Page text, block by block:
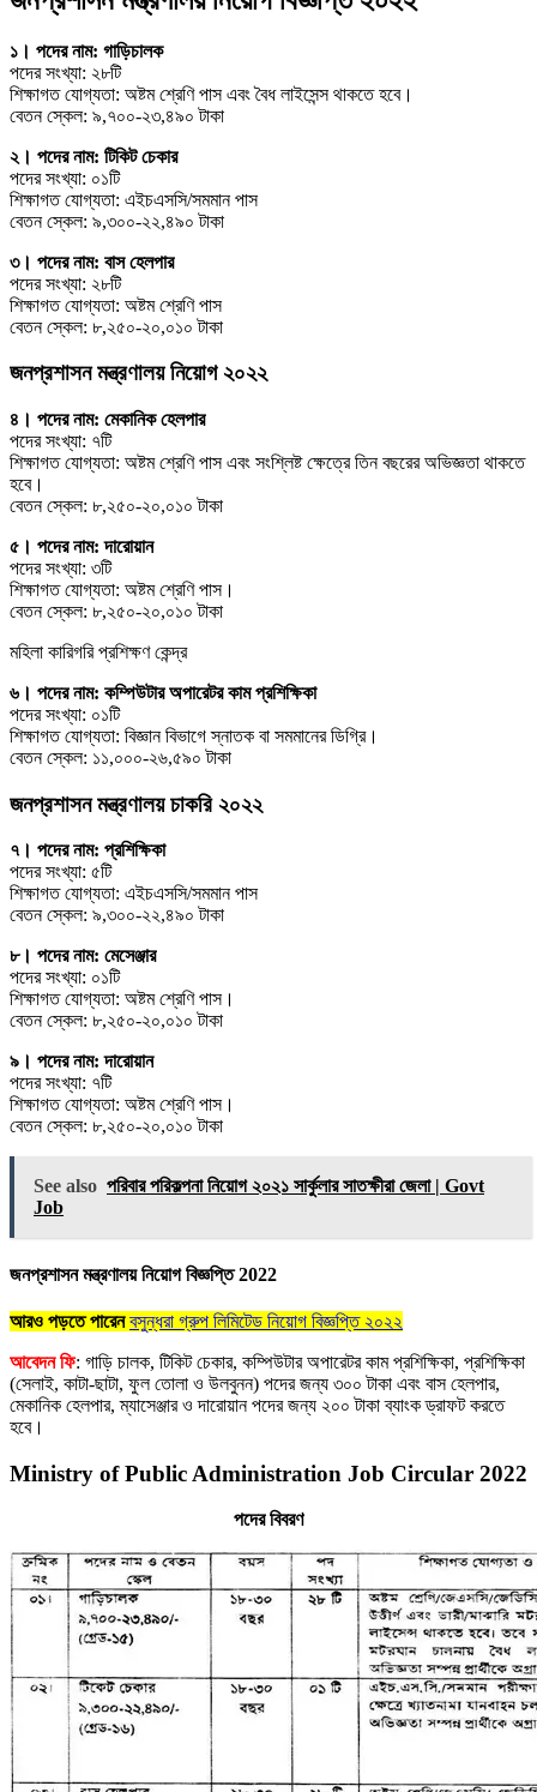
১। পদের নাম: গাড়িচালক
পদের সংখ্যা: ২৮টি
শিক্ষাগত যোগ্যতা: অষ্টম শ্রেণি পাস এবং বৈধ লাইসেন্স থাকতে হবে।
বেতন স্কেল: ৯,৭০০-২৩,৪৯০ টাকা
২। পদের নাম: টিকিট চেকার
পদের সংখ্যা: ০১টি
শিক্ষাগত যোগ্যতা: এইচএসসি/সমমান পাস
বেতন স্কেল: ৯,৩০০-২২,৪৯০ টাকা
৩। পদের নাম: বাস হেলপার
পদের সংখ্যা: ২৮টি
শিক্ষাগত যোগ্যতা: অষ্টম শ্রেণি পাস
বেতন স্কেল: ৮,২৫০-২০,০১০ টাকা
জনপ্রশাসন মন্ত্রণালয় নিয়োগ ২০২২
৪। পদের নাম: মেকানিক হেলপার
পদের সংখ্যা: ৭টি
শিক্ষাগত যোগ্যতা: অষ্টম শ্রেণি পাস এবং সংশ্লিষ্ট ক্ষেত্রে তিন বছরের অভিজ্ঞতা থাকতে
হবে।
বেতন স্কেল: ৮,২৫০-২০,০১০ টাকা
৫। পদের নাম: দারোয়ান
পদের সংখ্যা: ৩টি
শিক্ষাগত যোগ্যতা: অষ্টম শ্রেণি পাস।
বেতন স্কেল: ৮,২৫০-২০,০১০ টাকা
মহিলা কারিগরি প্রশিক্ষণ কেন্দ্র
৬। পদের নাম: কম্পিউটার অপারেটর কাম প্রশিক্ষিকা
পদের সংখ্যা: ০১টি
শিক্ষাগত যোগ্যতা: বিজ্ঞান বিভাগে স্নাতক বা সমমানের ডিগ্রি।
বেতন স্কেল: ১১,০০০-২৬,৫৯০ টাকা
জনপ্রশাসন মন্ত্রণালয় চাকরি ২০২২
৭। পদের নাম: প্রশিক্ষিকা
পদের সংখ্যা: ৫টি
শিক্ষাগত যোগ্যতা: এইচএসসি/সমমান পাস
বেতন স্কেল: ৯,৩০০-২২,৪৯০ টাকা
৮। পদের নাম: মেসেঞ্জার
পদের সংখ্যা: ০১টি
শিক্ষাগত যোগ্যতা: অষ্টম শ্রেণি পাস।
বেতন স্কেল: ৮,২৫০-২০,০১০ টাকা
৯। পদের নাম: দারোয়ান
পদের সংখ্যা: ৭টি
শিক্ষাগত যোগ্যতা: অষ্টম শ্রেণি পাস।
বেতন স্কেল: ৮,২৫০-২০,০১০ টাকা
See also পরিবার পরিকল্পনা নিয়োগ ২০২১ সার্কুলার সাতক্ষীরা জেলা | Govt
Job
জনপ্রশাসন মন্ত্রণালয় নিয়োগ বিজ্ঞপ্তি 2022
আরও পড়তে পারেন বসুন্ধরা গ্রুপ লিমিটেড নিয়োগ বিজ্ঞপ্তি ২০২২
আবেদন ফি: গাড়ি চালক, টিকিট চেকার, কম্পিউটার অপারেটর কাম প্রশিক্ষিকা, প্রশিক্ষিকা
(সেলাই, কাটা-ছাটা, ফুল তোলা ও উলবুনন) পদের জন্য ৩০০ টাকা এবং বাস হেলপার,
মেকানিক হেলপার, ম্যাসেঞ্জার ও দারোয়ান পদের জন্য ২০০ টাকা ব্যাংক ড্রাফট করতে
হবে।
Ministry of Public Administration Job Circular 2022
পদের বিবরণ